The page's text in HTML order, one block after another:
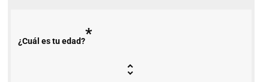
¿Cuál es tu edad?*